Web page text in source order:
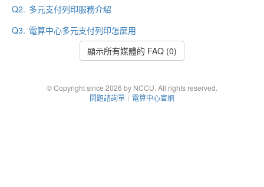
Q2. 多元支付列印服務介紹
Q3. 電算中心多元支付列印怎麼用
顯示所有媒體的 FAQ (0)
© Copyright since 2026 by NCCU. All rights reserved.
問題諮詢單 ｜ 電算中心官網